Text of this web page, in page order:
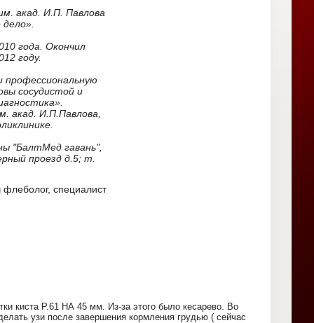
акад. И.П. Павлова
года. Окончил
году.
профессиональную
сосудистой и
акад. И.П.Павлова,
"БалтМед гавань",
проезд д.5; т.
флеболог, специалист
киста Р.61 НА 45 мм. Из-за этого было кесарево. Во
узи после завершения кормления грудью ( сейчас